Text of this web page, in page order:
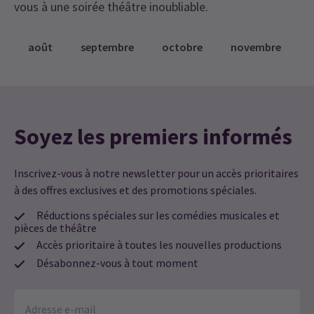
vous à une soirée théâtre inoubliable.
août septembre octobre novembre
Soyez les premiers informés
Inscrivez-vous à notre newsletter pour un accès prioritaires
à des offres exclusives et des promotions spéciales.
Réductions spéciales sur les comédies musicales et
pièces de théâtre
Accès prioritaire à toutes les nouvelles productions
Désabonnez-vous à tout moment